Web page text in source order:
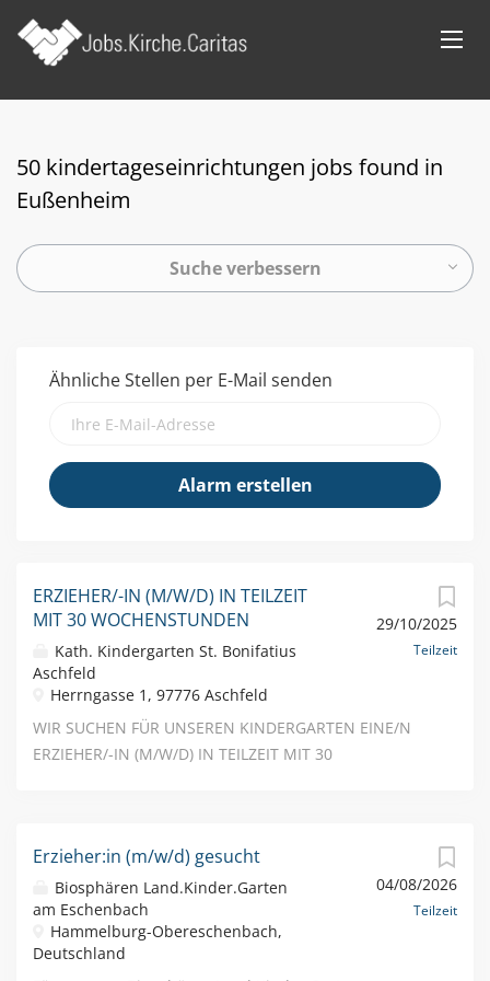
50 kindertageseinrichtungen jobs found in
Eußenheim
Suche verbessern
Ähnliche Stellen per E-Mail senden
29/10/2025
Teilzeit
ERZIEHER/-IN (M/W/D) IN TEILZEIT
MIT 30 WOCHENSTUNDEN
Kath. Kindergarten St. Bonifatius
Aschfeld
Herrngasse 1, 97776 Aschfeld
WIR SUCHEN FÜR UNSEREN KINDERGARTEN EINE/N
ERZIEHER/-IN (M/W/D) IN TEILZEIT MIT 30
Kindergarten St. Bonifatius ist eine 2-gruppige
Gesamteinrichtung mit einer Kindergartengruppe und
einer Krippengruppe. Wir bieten eine
abwechslungsreiche und verantwortungsvolle
Tätigkeit in einem jungen und starken Team. Die
04/08/2026
Teilzeit
Erzieher:in (m/w/d) gesucht
Biosphären Land.Kinder.Garten
am Eschenbach
Hammelburg-Obereschenbach,
Deutschland